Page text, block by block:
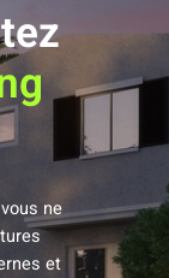
ne
et